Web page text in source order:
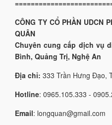
CÔNG TY CỔ PHẦN UDCN
QUÂN
Chuyên cung cấp dịch vụ
Bình, Quảng Trị, Nghệ An
Địa chỉ: 333 Trần Hưng Đạo,
Hotline: 0965.105.333 -
Email: longquan@gmail.com